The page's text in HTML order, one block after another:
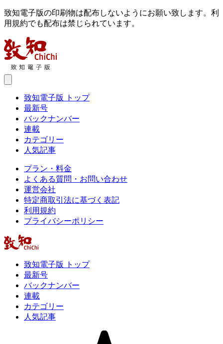
致知電子版の印刷物は配布しないようにお願い致します。利
用規約でも配布は禁じられています。
致知電子版 トップ
最新号
バックナンバー
連載
カテゴリー
人気記事
プラン・料金
よくある質問・お問い合わせ
運営会社
特定商取引法に基づく表記
利用規約
プライバシーポリシー
致知電子版 トップ
最新号
バックナンバー
連載
カテゴリー
人気記事